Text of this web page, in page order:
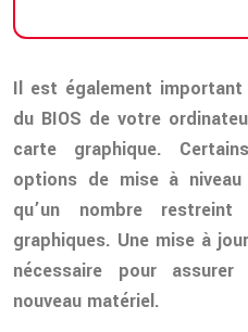
Il est également
du BIOS de votre
carte graphique.
options de mise à
qu’un nombre
graphiques. Une mise à
nécessaire pour
nouveau matériel.